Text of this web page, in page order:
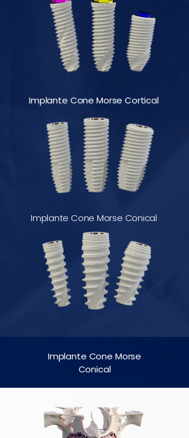
Implante Cone Morse Cortical
Implante Cone Morse Conical
Implante Cone Morse
Conical